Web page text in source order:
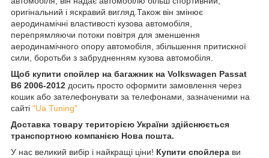
оригінальний і яскравий вигляд.Також він змінює
аеродинамічні властивості кузова автомобіля,
перепрямляючи потоки повітря для зменшення
аеродинамічного опору автомобіля, збільшення притискної
сили, боротьби з забрудненням кузова автомобіля.
Щоб купити спойлер на багажник на Volkswagen Passat
B6 2006-2012 досить просто оформити замовлення через
кошик або зателефонувати за телефонами, зазначеними на
сайті "Ua Tuning"
Доставка товару територією України здійснюється
транспортною компанією Нова пошта.
У нас великий вибір і найкращі ціни! Купити спойлера ви